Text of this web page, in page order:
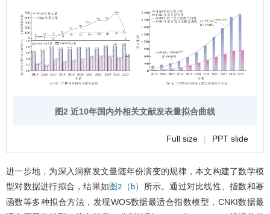
图2 近10年国内外相关文献发表量拟合曲线
Full size | PPT slide
进一步地，为深入洞察发文量随年份演变的规律，本文构建了数学模
型对数据进行拟合，结果如 图2（b） 所示。通过对比线性、指数和幂
函数等多种拟合方法，发现WOS数据最适合指数模型，CNKI数据最